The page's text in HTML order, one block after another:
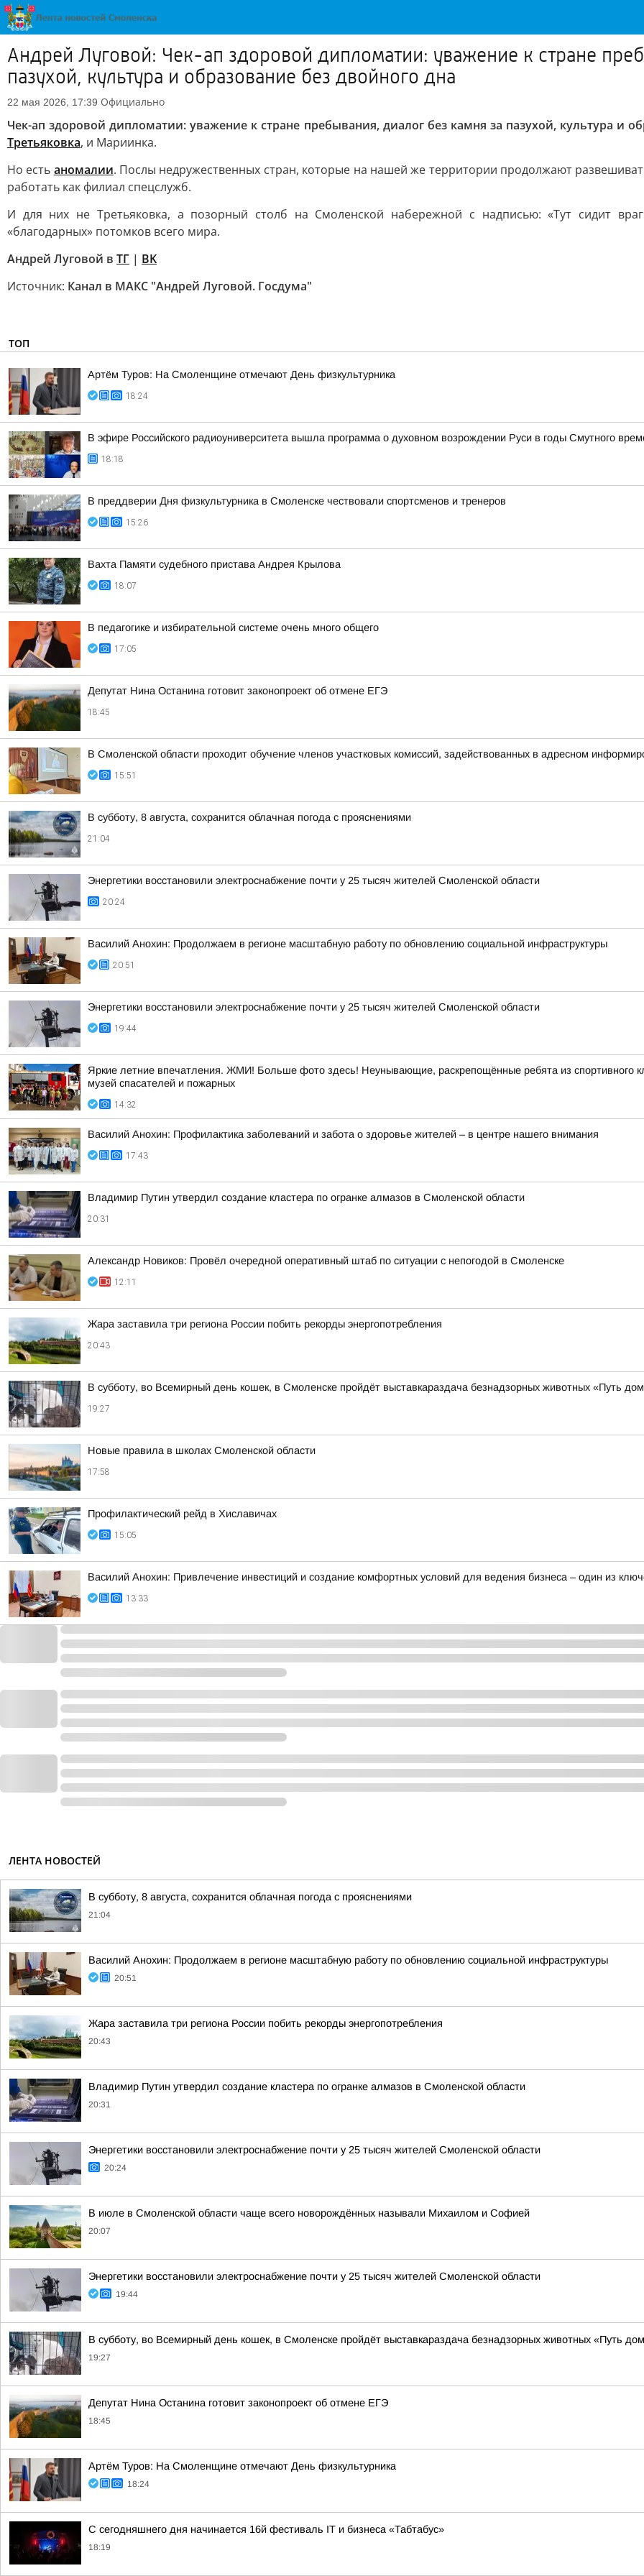
Андрей Луговой: Чек-ап здоровой дипломатии: уважение к стране
пазухой, культура и образование без двойного дна
22 мая 2026, 17:39 Официально
Чек-ап здоровой дипломатии: уважение к стране пребывания, диалог без камня за пазухой, культура и
Третьяковка, и Мариинка.
Но есть аномалии. Послы недружественных стран, которые на нашей же территории продолжают
работать как филиал спецслужб.
И для них не Третьяковка, а позорный столб на Смоленской набережной с надписью: «Тут сидит
«благодарных» потомков всего мира.
Андрей Луговой в ТГ | ВK
Источник: Канал в МАКС "Андрей Луговой. Госдума"
ТОП
Артём Туров: На Смоленщине отмечают День физкультурника
18:24
В эфире Российского радиоуниверситета вышла программа о духовном возрождении Руси в годы Смутного
18:18
В преддверии Дня физкультурника в Смоленске чествовали спортсменов и тренеров
15:26
Вахта Памяти судебного пристава Андрея Крылова
18:07
В педагогике и избирательной системе очень много общего
17:05
Депутат Нина Останина готовит законопроект об отмене ЕГЭ
18:45
В Смоленской области проходит обучение членов участковых комиссий, задействованных в адресном
15:51
В субботу, 8 августа, сохранится облачная погода с прояснениями
21:04
Энергетики восстановили электроснабжение почти у 25 тысяч жителей Смоленской области
20:24
Василий Анохин: Продолжаем в регионе масштабную работу по обновлению социальной инфраструктуры
20:51
Энергетики восстановили электроснабжение почти у 25 тысяч жителей Смоленской области
19:44
Яркие летние впечатления. ЖМИ! Больше фото здесь! Неунывающие, раскрепощённые ребята из спортивного
музей спасателей и пожарных
14:32
Василий Анохин: Профилактика заболеваний и забота о здоровье жителей – в центре нашего внимания
17:43
Владимир Путин утвердил создание кластера по огранке алмазов в Смоленской области
20:31
Александр Новиков: Провёл очередной оперативный штаб по ситуации с непогодой в Смоленске
12:11
Жара заставила три региона России побить рекорды энергопотребления
20:43
В субботу, во Всемирный день кошек, в Смоленске пройдёт выставкараздача безнадзорных животных «Путь
19:27
Новые правила в школах Смоленской области
17:58
Профилактический рейд в Хиславичах
15:05
Василий Анохин: Привлечение инвестиций и создание комфортных условий для ведения бизнеса – один из
13:33
ЛЕНТА НОВОСТЕЙ
В субботу, 8 августа, сохранится облачная погода с прояснениями
21:04
Василий Анохин: Продолжаем в регионе масштабную работу по обновлению социальной инфраструктуры
20:51
Жара заставила три региона России побить рекорды энергопотребления
20:43
Владимир Путин утвердил создание кластера по огранке алмазов в Смоленской области
20:31
Энергетики восстановили электроснабжение почти у 25 тысяч жителей Смоленской области
20:24
В июле в Смоленской области чаще всего новорождённых называли Михаилом и Софией
20:07
Энергетики восстановили электроснабжение почти у 25 тысяч жителей Смоленской области
19:44
В субботу, во Всемирный день кошек, в Смоленске пройдёт выставкараздача безнадзорных животных «Путь
19:27
Депутат Нина Останина готовит законопроект об отмене ЕГЭ
18:45
Артём Туров: На Смоленщине отмечают День физкультурника
18:24
С сегодняшнего дня начинается 16й фестиваль IT и бизнеса «Табтабус»
18:19